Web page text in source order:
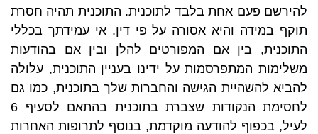
להירשם פעם אחת בלבד לתוכנית. התוכנית תהיה חסרת
תוקף במידה והיא אסורה על פי דין. אי עמידתך בכללי
התוכנית, בין אם המפורטים להלן ובין אם בהודעות
משלימות המתפרסמות על ידינו בעניין התוכנית, עלולה
להביא להשהיית הגישה והחברות שלך בתוכנית, כמו גם
לחסימת הנקודות שצברת בתוכנית בהתאם לסעיף 6
לעיל, בכפוף להודעה מוקדמת, בנוסף לתרופות האחרות